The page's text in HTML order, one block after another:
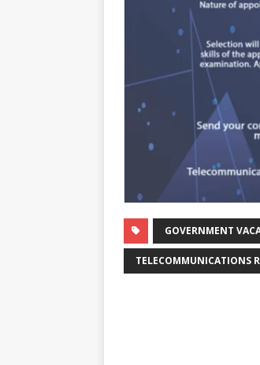
GOVERNMENT
TELECOMMUNICATIONS